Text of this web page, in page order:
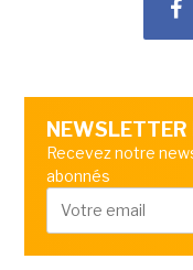
NEWSLETTER
Recevez notre
abonnés